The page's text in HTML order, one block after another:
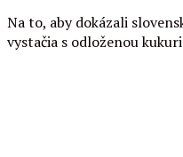
Na to, aby dokázali
vystačia s odloženou